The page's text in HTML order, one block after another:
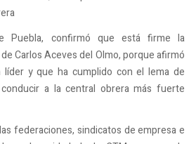
Puebla, confirmó que está firme la
Carlos Aceves del Olmo, porque afirmó
líder y que ha cumplido con el lema de
a la central obrera más fuerte
federaciones, sindicatos de empresa e